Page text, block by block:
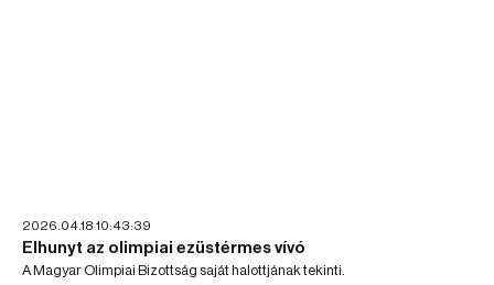
2026.04.18 10:43:39
Elhunyt az olimpiai ezüstérmes vívó
A Magyar Olimpiai Bizottság saját halottjának tekinti.